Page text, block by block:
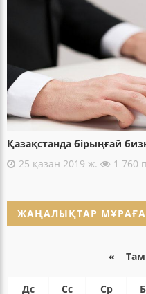
Қазақстанда бірыңғай
25 қазан 2019 ж.
1 760
ЖАҢАЛЫҚТАР
«
Дс Сс Ср